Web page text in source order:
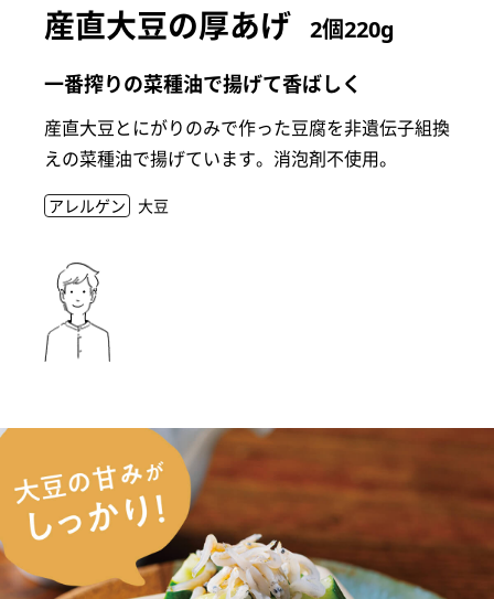
産直大豆の厚あげ 2個220g
一番搾りの菜種油で揚げて香ばしく
産直大豆とにがりのみで作った豆腐を非遺伝子組換
えの菜種油で揚げています。消泡剤不使用。
アレルゲン 大豆